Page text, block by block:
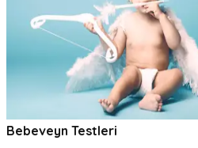
Bebeveyn Testleri